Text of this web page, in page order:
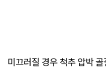
미끄러질 경우 척추 압박